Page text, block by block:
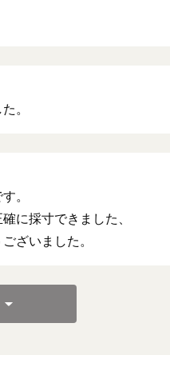
。
。
に採寸できました、
ざいました。